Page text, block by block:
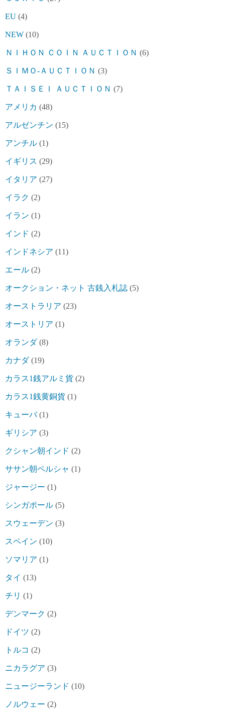
EU (4)
NEW (10)
ＮＩＨＯＮ ＣＯＩＮ ＡＵＣＴＩＯＮ (6)
ＳＩＭＯ-ＡＵＣＴＩＯＮ (3)
ＴＡＩＳＥＩ ＡＵＣＴＩＯＮ (7)
アメリカ (48)
アルゼンチン (15)
アンチル (1)
イギリス (29)
イタリア (27)
イラク (2)
イラン (1)
インド (2)
インドネシア (11)
エール (2)
オークション・ネット 古銭入札誌 (5)
オーストラリア (23)
オーストリア (1)
オランダ(8)
カナダ(19)
カラス1銭アルミ貨 (2)
カラス1銭黄銅貨 (1)
キューバ(1)
ギリシア (3)
クシャン朝インド (2)
ササン朝ペルシャ (1)
ジャージー (1)
シンガポール (5)
スウェーデン (3)
スペイン (10)
ソマリア (1)
タイ (13)
チリ (1)
デンマーク (2)
ドイツ (2)
トルコ (2)
ニカラグア (3)
ニュージーランド (10)
ノルウェー (2)